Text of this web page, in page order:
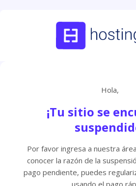
Hola,
¡Tu sitio se
Por favor ingresa a nuestra
conocer la razón de la
pago pendiente, puedes
usando el pago